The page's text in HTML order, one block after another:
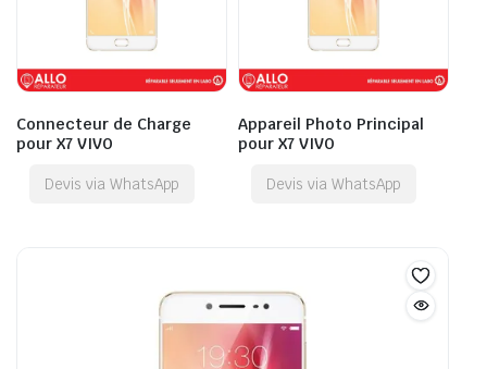
Connecteur de Charge
pour X7 VIVO
Devis via WhatsApp
Appareil Photo Principal
pour X7 VIVO
Devis via WhatsApp